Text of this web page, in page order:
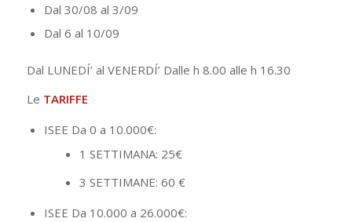
Dal 30/08 al 3/09
Dal 6 al 10/09
Dal LUNEDÍ’ al VENERDÍ’ Dalle h 8.00 alle h 16.30
Le TARIFFE
ISEE Da 0 a 10.000€:
1 SETTIMANA: 25€
3 SETTIMANE: 60 €
ISEE Da 10.000 a 26.000€: